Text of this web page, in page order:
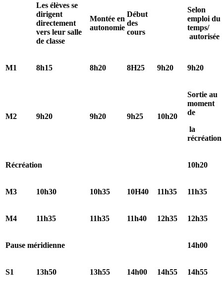
Les élèves se
dirigent
directement
vers leur salle
de classe
Montée en
autonomie
Début
des
cours
Selon
emploi du
temps/
autorisée
M1 8h15 8h20 8H25 9h20 9h20
M2 9h20 9h20 9h25 10h20
Sortie au
moment
de
la
récréation
Récréation 10h20
M3 10h30 10h35 10H40 11h35 11h35
M4 11h35 11h35 11h40 12h35 12h35
Pause méridienne 14h00
S1 13h50 13h55 14h00 14h55 14h55